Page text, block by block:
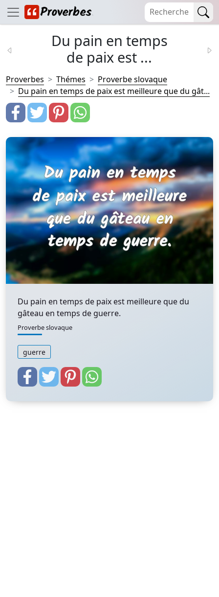
Du pain en temps
de paix est ...
Proverbes Thémes
Proverbe slovaque
Du pain en temps de paix est meilleure que du gât...
Du pain en temps de paix est meilleure que du
gâteau en temps de guerre.
Proverbe slovaque
guerre